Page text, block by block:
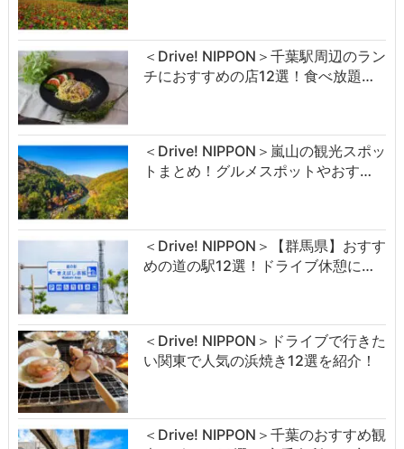
＜Drive! NIPPON＞千葉駅周辺のラン
チにおすすめの店12選！食べ放題…
＜Drive! NIPPON＞嵐山の観光スポッ
トまとめ！グルメスポットやおす…
＜Drive! NIPPON＞【群馬県】おすす
めの道の駅12選！ドライブ休憩に…
＜Drive! NIPPON＞ドライブで行きた
い関東で人気の浜焼き12選を紹介！
＜Drive! NIPPON＞千葉のおすすめ観